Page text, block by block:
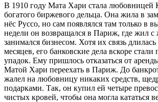
В 1910 году Мата Хари стала любовницей
богатого биржевого дельца. Она жила в
нёс Руссо, но сам появлялся там только в
недели он возвращался в Париж, где жил
занимался бизнесом. Хотя их связь длилась
месяцев, его банковские дела вскоре стали
упадок. Ему пришлось отказаться от
Матой Хари переехать в Париж. До
жалел на любовницу никаких средств,
подарками. Так, он купил ей четыре
чистых кровей, чтобы она могла кататься